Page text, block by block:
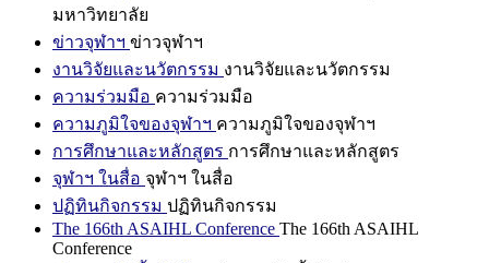
มหาวิทยาลัย
ข่าวจุฬาฯ ข่าวจุฬาฯ
งานวิจัยและนวัตกรรม งานวิจัยและนวัตกรรม
ความร่วมมือ ความร่วมมือ
ความภูมิใจของจุฬาฯ ความภูมิใจของจุฬาฯ
การศึกษาและหลักสูตร การศึกษาและหลักสูตร
จุฬาฯ ในสื่อ จุฬาฯ ในสื่อ
ปฏิทินกิจกรรม ปฏิทินกิจกรรม
The 166th ASAIHL Conference The 166th ASAIHL
Conference